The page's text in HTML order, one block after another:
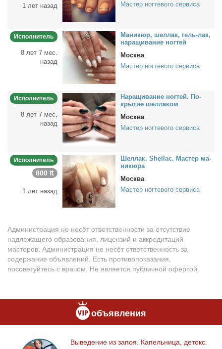
1 лет назад
Мастер ногтевого сервиса
Исполнитель
8 лет 7 мес.
назад
Ма­ни­кюр, шел­лак, гель-лак,
на­ра­щи­ва­ние ног­тей
Москва
Мастер ногтевого сервиса
Исполнитель
8 лет 7 мес.
назад
На­ра­щи­ва­ние ног­тей. По­
кры­тие шел­ла­ком
Москва
Мастер ногтевого сервиса
Исполнитель
800 ₶
1 лет назад
Шел­лак. Shellac. Ма­стер ма­
ни­кю­ра
Москва
Мастер ногтевого сервиса
Администрация не несёт ответственности за отсутствие
надлежащего образования, лицензий и аккредитаций
мастеров. Администрация не несёт ответственность за
содержание объявлений. Есть противопоказания,
посоветуйтесь с врачом. Не является публичной офертой.
объявления
Выведение
Вы­ве­де­ние из за­поя. Ка­пель­ни­ца, де­токс.